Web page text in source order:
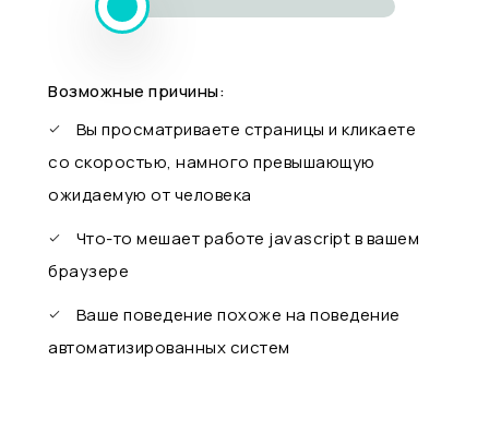
Возможные причины:
Вы просматриваете страницы и кликаете
со скоростью, намного превышающую
ожидаемую от человека
Что-то мешает работе javascript в вашем
браузере
Ваше поведение похоже на поведение
автоматизированных систем